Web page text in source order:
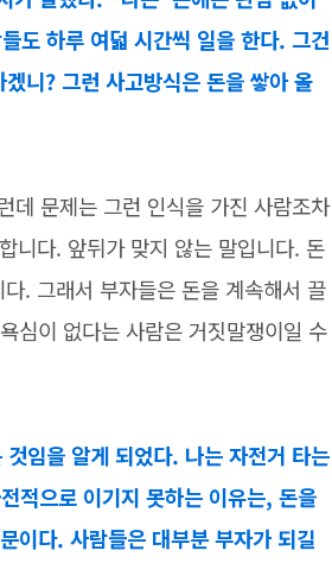
도 하루 여덟 시간씩 일을 한다. 그건
니? 그런 사고방식은 돈을 쌓아 올
문제는 그런 인식을 가진 사람조차
니다. 앞뒤가 맞지 않는 말입니다. 돈
. 그래서 부자들은 돈을 계속해서 끌
심이 없다는 사람은 거짓말쟁이일 수
임을 알게 되었다. 나는 자전거 타는
적으로 이기지 못하는 이유는, 돈을
이다. 사람들은 대부분 부자가 되길